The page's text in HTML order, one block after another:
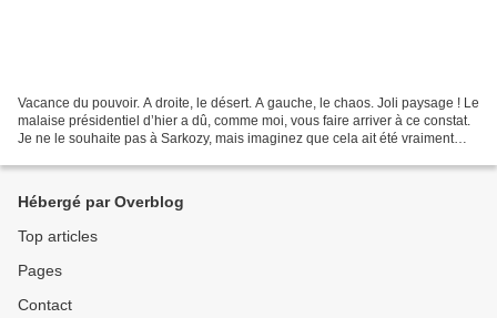
Vacance du pouvoir. A droite, le désert. A gauche, le chaos. Joli paysage ! Le
malaise présidentiel d’hier a dû, comme moi, vous faire arriver à ce constat.
Je ne le souhaite pas à Sarkozy, mais imaginez que cela ait été vraiment
Hébergé par Overblog
Top articles
Pages
Contact